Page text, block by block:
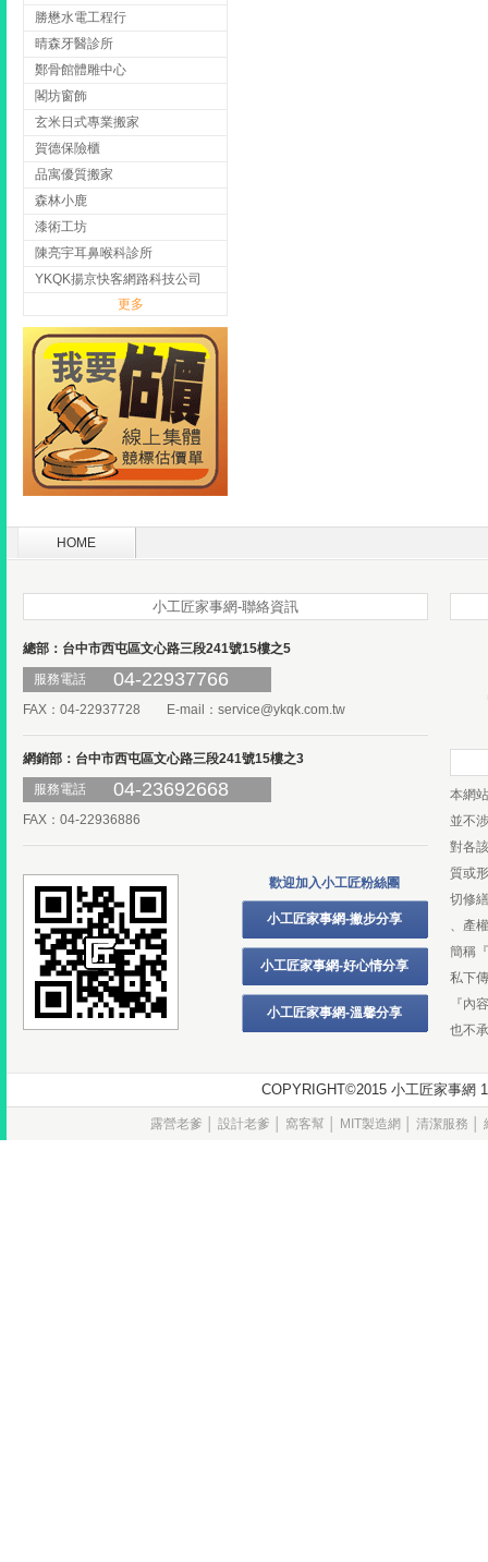
勝懋水電工程行
晴森牙醫診所
鄭骨館體雕中心
閣坊窗飾
玄米日式專業搬家
賀德保險櫃
品寓優質搬家
森林小鹿
漆術工坊
陳亮宇耳鼻喉科診所
YKQK揚京快客網路科技公司
更多
HOME
小工匠家事網-聯絡資訊
總部：台中市西屯區文心路三段241號15樓之5
服務電話
04-22937766
FAX：04-22937728 E-mail： service@ykqk.com.tw
網銷部：台中市西屯區文心路三段241號15樓之3
服務電話
04-23692668
FAX：04-22936886
歡迎加入小工匠粉絲團
小工匠家事網-撇步分享
小工匠家事網-好心情分享
小工匠家事網-溫馨分享
本網
並不
對各
質或
切修
、產
簡稱
私下
『內
也不
COPYRIGHT©2015 小工匠家事
露營老爹 設計老爹 窩客幫 MIT製造網 清潔服務